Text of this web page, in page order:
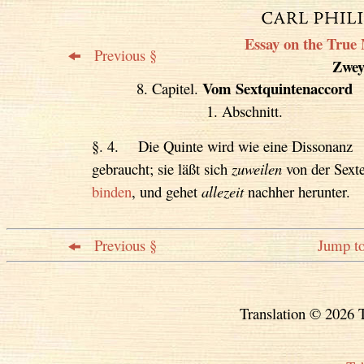
Previous §
Essay on the
8. Capitel. Vom Sextquintenaccord
1. Abschnitt.
§. 4. Die Quinte wird wie eine Dissonanz
gebraucht; sie läßt sich zuweilenvon der
binden, und gehet allezeitnachher herunter.
Previous § Jump
Translation © 2026